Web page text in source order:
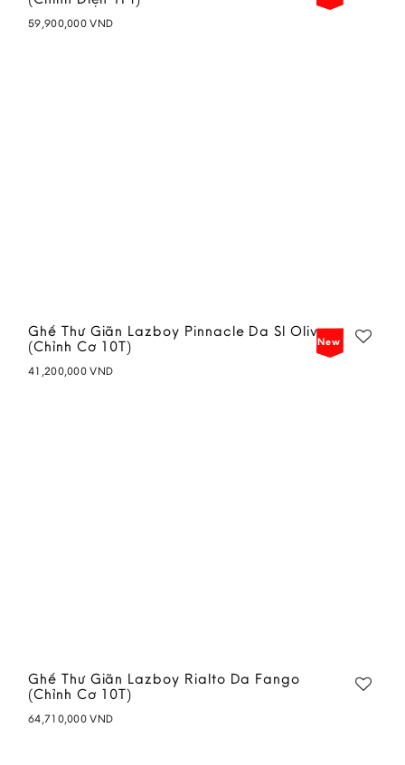
59,900,000VND
New
Ghế Thư Giãn Lazboy Pinnacle Da Sl Olive
(Chỉnh Cơ 10T)
41,200,000VND
Ghế Thư Giãn Lazboy Rialto Da Fango
(Chỉnh Cơ 10T)
64,710,000VND